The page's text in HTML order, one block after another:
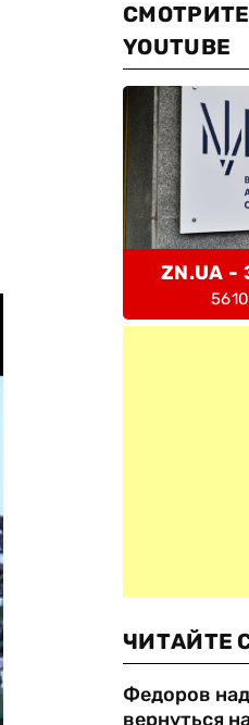
YOUTUBE
ZN.UA -
ЧИТАЙТЕ
Федоров
вернуться